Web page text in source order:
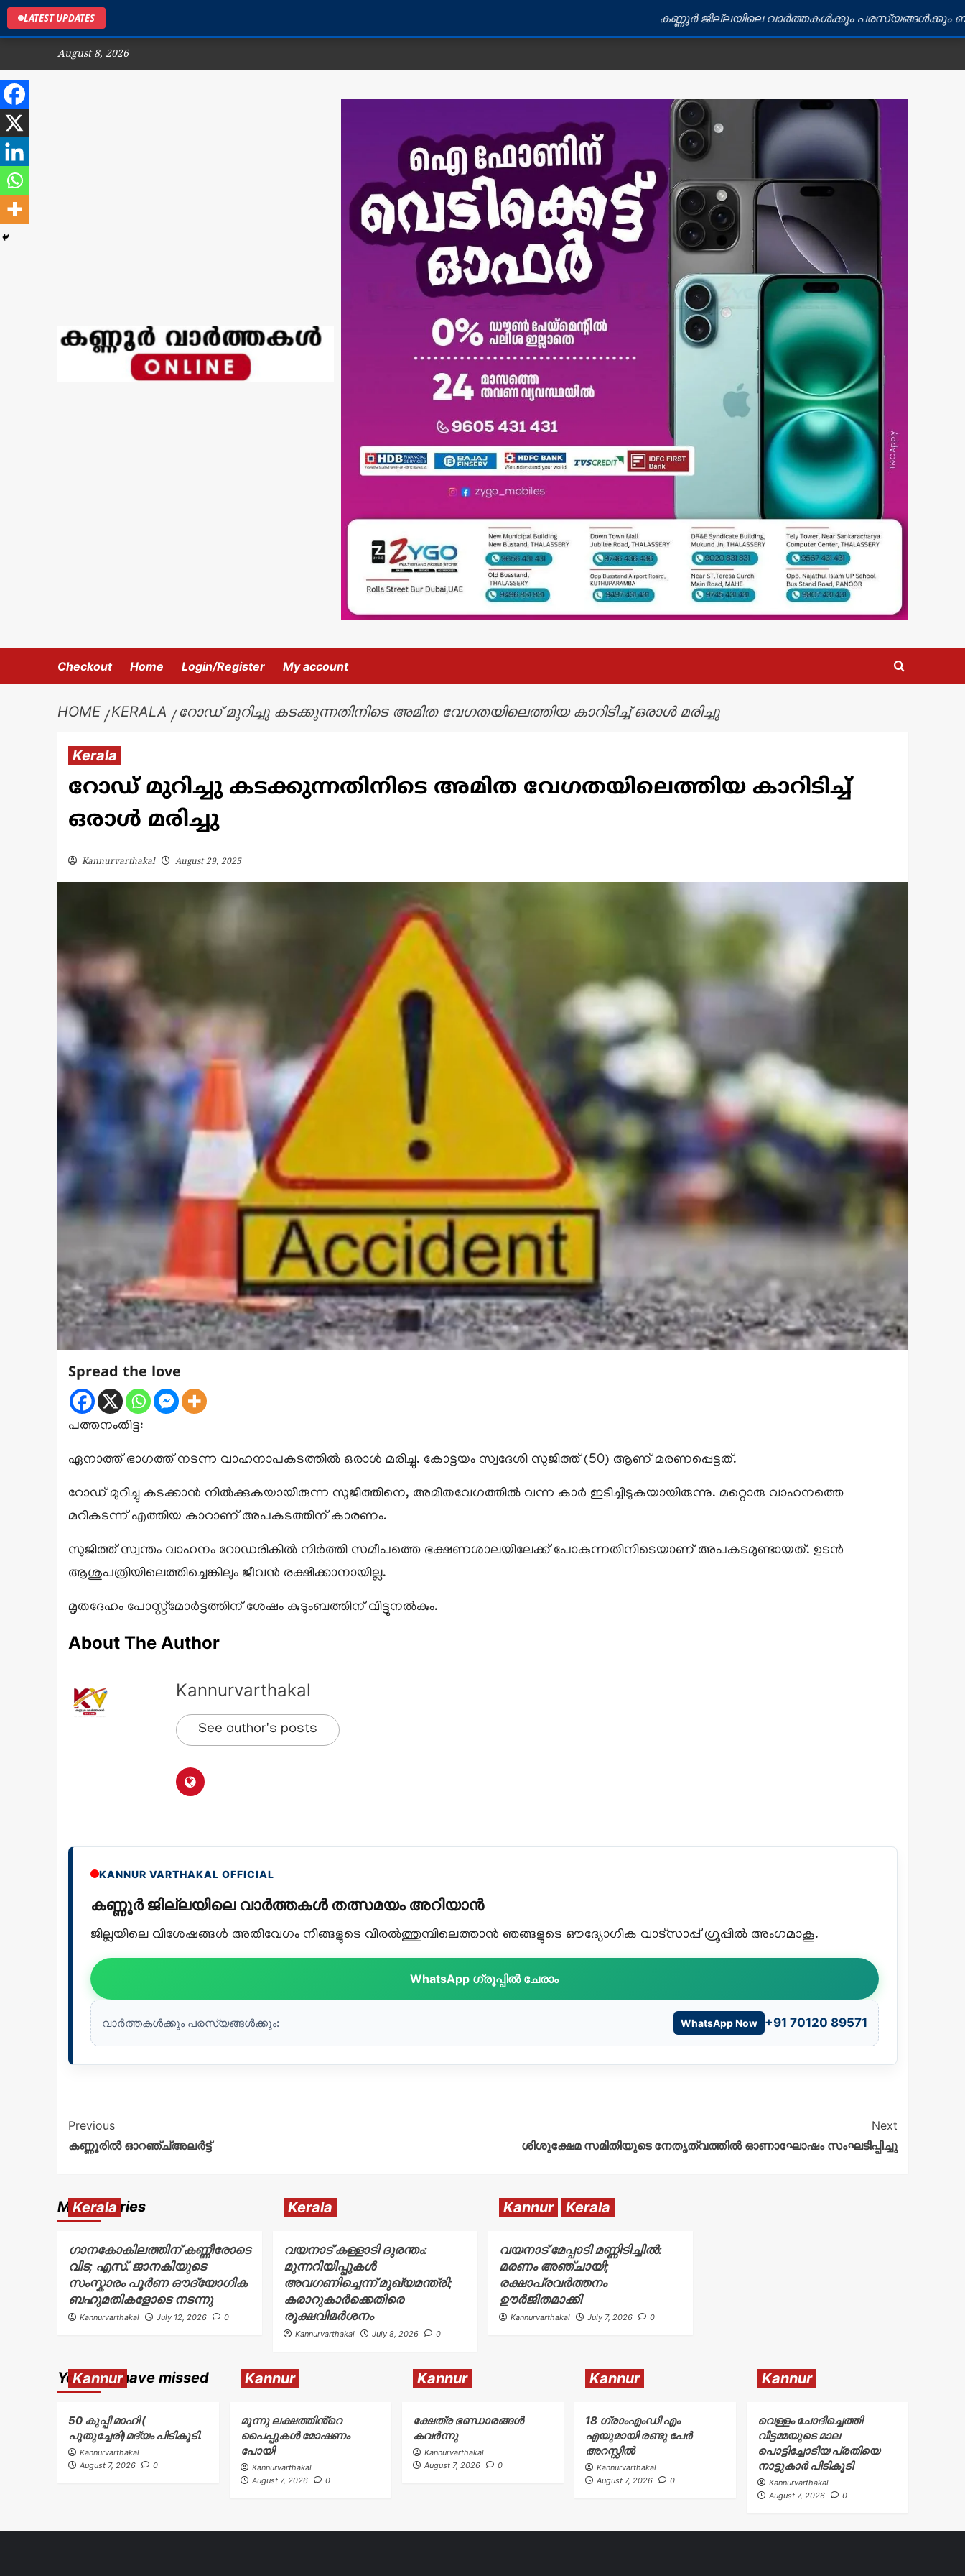
LATEST UPDATES കണ്ണൂർ ജില്ലയിലെ വാർത്തകൾക്കും പരസ്യങ്ങൾക്കും ബന്ധപ്പെടുക:
August 8, 2026
Checkout Home Login/Register My account
HOME KERALA റോഡ് മുറിച്ചു കടക്കുന്നതിനിടെ അമിത വേഗതയിലെത്തിയ കാറിടിച്ച് ഒരാൾ മരിച്ചു
Kerala
റോഡ് മുറിച്ചു കടക്കുന്നതിനിടെ അമിത വേഗതയിലെത്തിയ കാറിടിച്ച്
ഒരാൾ മരിച്ചു
Kannurvarthakal August 29, 2025
Spread the love
പത്തനംതിട്ട:
ഏനാത്ത് ഭാഗത്ത് നടന്ന വാഹനാപകടത്തിൽ ഒരാൾ മരിച്ചു. കോട്ടയം സ്വദേശി സുജിത്ത് (50) ആണ് മരണപ്പെട്ടത്.
റോഡ് മുറിച്ചു കടക്കാൻ നിൽക്കുകയായിരുന്ന സുജിത്തിനെ, അമിതവേഗത്തിൽ വന്ന കാർ ഇടിച്ചിടുകയായിരുന്നു. മറ്റൊരു വാഹനത്തെ
മറികടന്ന് എത്തിയ കാറാണ് അപകടത്തിന് കാരണം.
സുജിത്ത് സ്വന്തം വാഹനം റോഡരികിൽ നിർത്തി സമീപത്തെ ഭക്ഷണശാലയിലേക്ക് പോകുന്നതിനിടെയാണ് അപകടമുണ്ടായത്. ഉടൻ
ആശുപത്രിയിലെത്തിച്ചെങ്കിലും ജീവൻ രക്ഷിക്കാനായില്ല.
മൃതദേഹം പോസ്റ്റ്മോർട്ടത്തിന് ശേഷം കുടുംബത്തിന് വിട്ടുനൽകും.
About The Author
Kannurvarthakal
See author's posts
KANNUR VARTHAKAL OFFICIAL
കണ്ണൂർ ജില്ലയിലെ വാർത്തകൾ തത്സമയം അറിയാൻ
ജില്ലയിലെ വിശേഷങ്ങൾ അതിവേഗം നിങ്ങളുടെ വിരൽത്തുമ്പിലെത്താൻ ഞങ്ങളുടെ ഔദ്യോഗിക വാട്സാപ്പ് ഗ്രൂപ്പിൽ അംഗമാകൂ.
WhatsApp ഗ്രൂപ്പിൽ ചേരാം
വാർത്തകൾക്കും പരസ്യങ്ങൾക്കും: WhatsApp Now +91 70120 89571
Previous
കണ്ണൂരിൽ ഓറഞ്ച്അലർട്ട്
Next
ശിശുക്ഷേമ സമിതിയുടെ നേതൃത്വത്തില്‍ ഓണാഘോഷം സംഘടിപ്പിച്ചു
More Stories
Kerala
ഗാനകോകിലത്തിന് കണ്ണീരോടെ
വിട; എസ്. ജാനകിയുടെ
സംസ്കാരം പൂർണ ഔദ്യോഗിക
ബഹുമതികളോടെ നടന്നു
Kannurvarthakal July 12, 2026 0
Kerala
വയനാട് കള്ളാടി ദുരന്തം:
മുന്നറിയിപ്പുകൾ
അവഗണിച്ചെന്ന് മുഖ്യമന്ത്രി;
കരാറുകാർക്കെതിരെ
രൂക്ഷവിമർശനം
Kannurvarthakal July 8, 2026 0
Kannur Kerala
വയനാട് മേപ്പാടി മണ്ണിടിച്ചിൽ:
മരണം അഞ്ചായി;
രക്ഷാപ്രവർത്തനം
ഊർജിതമാക്കി
Kannurvarthakal July 7, 2026 0
You may have missed
Kannur
50 കുപ്പി മാഹി (
പുതുച്ചേരി)മദ്യം പിടികൂടി.
Kannurvarthakal
August 7, 2026
0
Kannur
മൂന്നു ലക്ഷത്തിൻ്റെ
പൈപ്പുകൾ മോഷണം
പോയി
Kannurvarthakal
August 7, 2026
0
Kannur
ക്ഷേത്ര ഭണ്ഡാരങ്ങൾ
കവർന്നു
Kannurvarthakal
August 7, 2026
0
Kannur
18 ഗ്രാംഎംഡി എം
എയുമായി രണ്ടു പേർ
അറസ്റ്റിൽ
Kannurvarthakal
August 7, 2026
0
Kannur
വെള്ളം ചോദിച്ചെത്തി
വീട്ടമ്മയുടെ മാല
പൊട്ടിച്ചോടിയ പ്രതിയെ
നാട്ടുകാർ പിടികൂടി
Kannurvarthakal
August 7, 2026
0